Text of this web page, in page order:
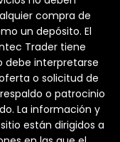
compra de
un depósito. El
Trader tiene
debe interpretarse
o solicitud de
o patrocinio
La información y
están dirigidos a